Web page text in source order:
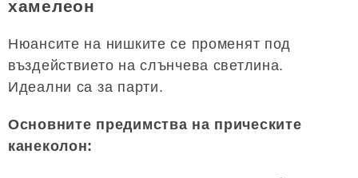
хамелеон
Нюансите на нишките се променят под
въздействието на слънчева светлина.
Идеални са за парти.
Основните предимства на прическите
канеколон: